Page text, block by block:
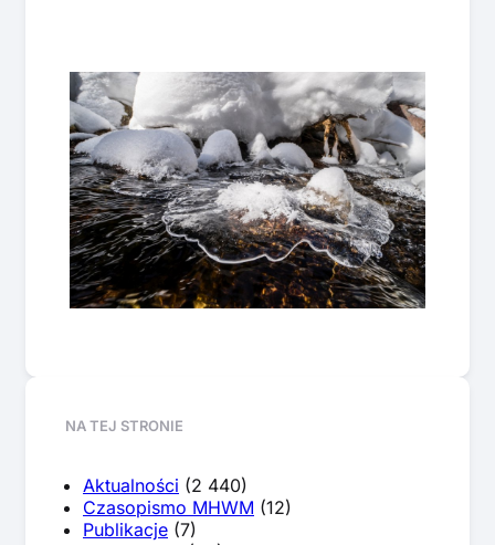
NA TEJ STRONIE
Aktualności (2 440)
Czasopismo MHWM (12)
Publikacje (7)